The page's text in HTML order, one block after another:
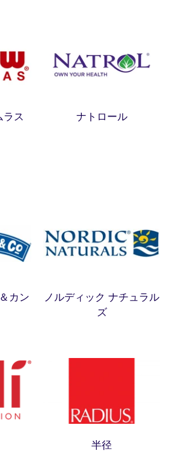
ラス ナトロール
カン
ノルディック ナチュラル
ズ
半径